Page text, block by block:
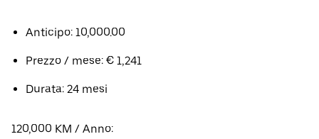
Anticipo: 10,000.00
Prezzo / mese: € 1,241
Durata: 24 mesi
120,000 KM / Anno: